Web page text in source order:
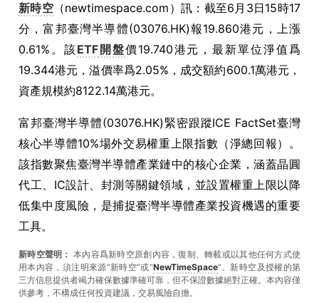
新時空（newtimespace.com）訊：截至6月3日15時17
分，富邦臺灣半導體(03076.HK)報19.860港元，上漲
0.61%。該ETF開盤價19.740港元，最新單位淨值爲
19.344港元，溢價率爲2.05%，成交額約600.1萬港元，
資產規模約8122.14萬港元。
富邦臺灣半導體(03076.HK)緊密跟蹤ICE FactSet臺灣
核心半導體10%場外交易權重上限指數（淨總回報）。
該指數聚焦臺灣半導體產業鏈中的核心企業，涵蓋晶圓
代工、IC設計、封測等關鍵領域，並設置權重上限以降
低集中度風險，是捕捉臺灣半導體產業投資機遇的重要
工具。
新時空聲明： 本內容爲新時空原創內容，復制、轉載或以其他任何方式使
用本內容，須注明來源“新時空”或“NewTimeSpace”。新時空及授權的第
三方信息提供者竭力確保數據準確可靠，但不保證數據絕對正確。本內容僅
供參考，不構成任何投資建議，交易風險自擔。